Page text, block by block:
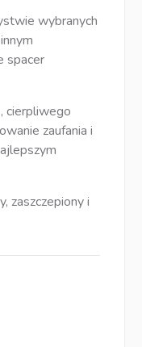
wybranych
spacer
cierpliwego
zaufania i
zaszczepiony i